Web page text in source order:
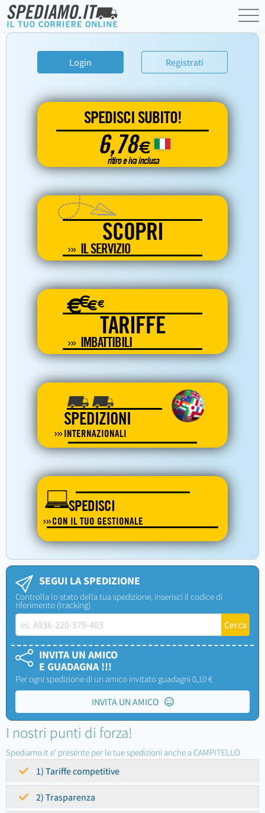
Login Registrati
SPEDISCI SUBITO!
6,78€
ritiro e iva inclusa
SCOPRI
IL SERVIZIO
€€€€
TARIFFE
IMBATTIBILI
SPEDIZIONI
INTERNAZIONALI
SPEDISCI
CON IL TUO GESTIONALE
SEGUI LA SPEDIZIONE
Controlla lo stato della tua spedizione, inserisci il codice di
riferimento (tracking)
INVITA UN AMICO
E GUADAGNA !!!
Per ogni spedizione di un amico invitato guadagni 0,10 €
INVITA UN AMICO
I nostri punti di forza!
Spediamo.it e' presente per le tue spedizioni anche a CAMPITELLO
1) Tariffe competitive
2) Trasparenza